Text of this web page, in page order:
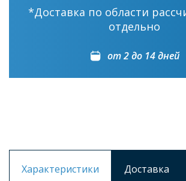
*Доставка по области
отдельно
от 2 до 14 дней
Характеристики Доставка